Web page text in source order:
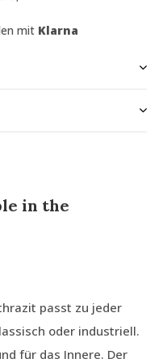
mit Klarna
in the
passt zu jeder
oder industriell.
für das Innere. Der